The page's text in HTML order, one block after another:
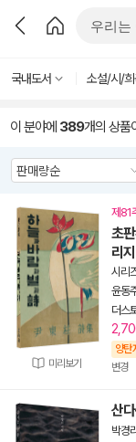
국내도서 소설/시/
이 분야에 389개의 상품
미리보기
제81
초
리
시리
윤동
더스
양탄
변경
산
박경리